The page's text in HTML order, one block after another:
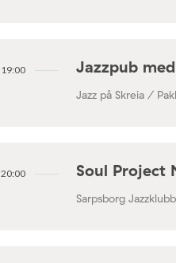
19:00 Jazzpub
Jazz på Skreia /
20:00 Soul Project
Sarpsborg